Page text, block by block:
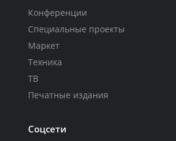
Конференции
Специальные проекты
Маркет
Техника
ТВ
Печатные издания
Соцсети